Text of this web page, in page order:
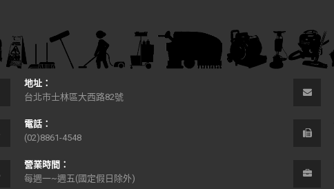
地址：
台北市士林區大西路82號
電話：
(02)8861-4548
營業時間：
每週一~週五(國定假日除外)